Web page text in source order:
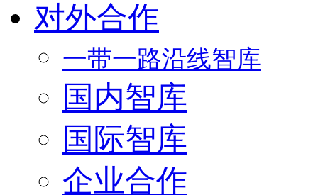
对外合作
一带一路沿线智库
国内智库
国际智库
企业合作